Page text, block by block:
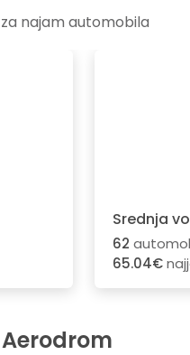
najam automobila
Srednja
62
65.04€